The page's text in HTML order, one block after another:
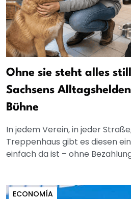
Ohne sie steht alles
Sachsens
Bühne
In jedem Verein, in jeder
Treppenhaus gibt es diesen
einfach da ist – ohne
ECONOMÍA